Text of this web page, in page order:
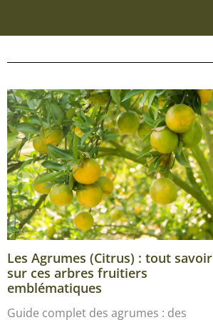
Les Agrumes (Citrus) : tout savoir
sur ces arbres fruitiers
emblématiques
Guide complet des agrumes : des